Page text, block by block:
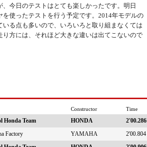
今日のテストはとても楽しかったです。明日
を使ったテストを行う予定です。2014年モデルの
いる点も多いので、いろいろと取り組まなくては
り方には、それほど大きな違いは出てこないので
Constructor Time
Honda Team HONDA
2'00.286
Factory YAMAHA
2'00.804